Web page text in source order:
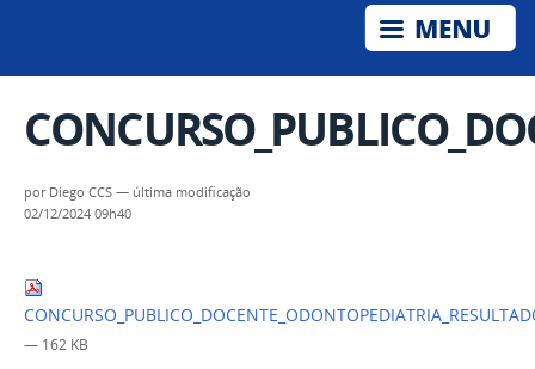
por Diego CCS — última modificação
02/12/2024 09h40
— 162 KB